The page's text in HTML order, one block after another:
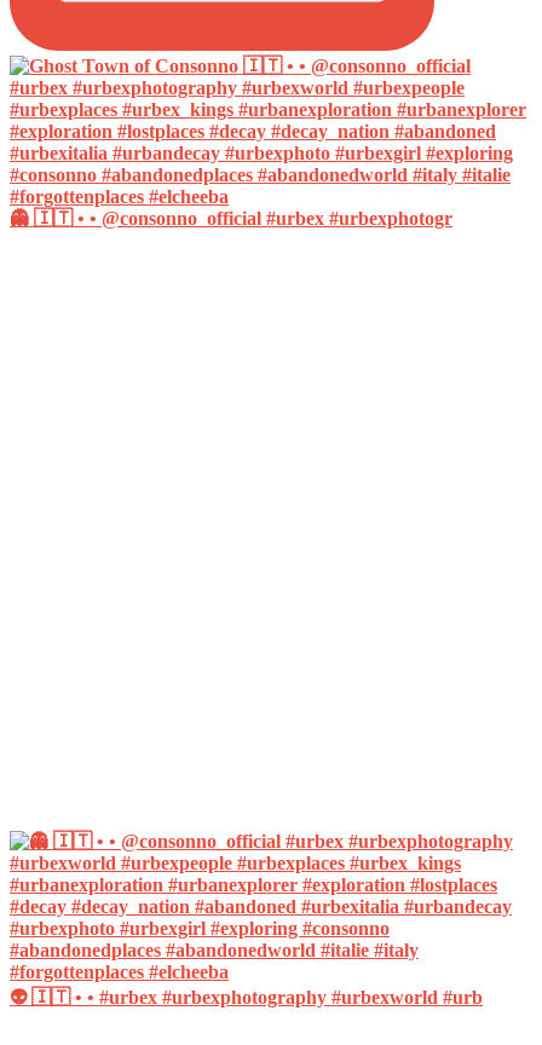
👻 🇮🇹 • • @consonno_official #urbex #urbexphotogr
👽 🇮🇹 • • #urbex #urbexphotography #urbexworld #urb